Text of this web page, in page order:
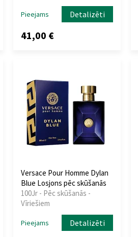
Pieejams Detalizēti
41,00 €
Versace Pour Homme Dylan
Blue Losjons pēc skūšanās
100Jr - Pēc skūšanās -
Vīriešiem
Pieejams Detalizēti